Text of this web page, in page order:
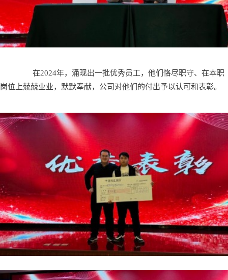
在2024年，涌现出一批优秀员工，他们恪尽职守、在本职
岗位上兢兢业业，默默奉献，公司对他们的付出予以认可和表彰。